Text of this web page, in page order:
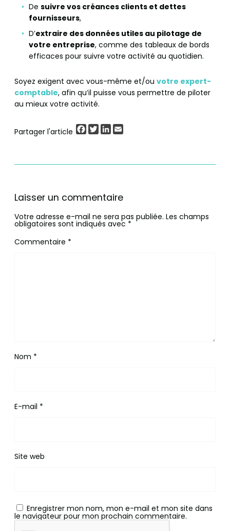
De suivre vos créances clients et dettes
fournisseurs,
D’extraire des données utiles au pilotage de
votre entreprise, comme des tableaux de bords
efficaces pour suivre votre activité au quotidien.
Soyez exigent avec vous-même et/ou votre expert-
comptable, afin qu’il puisse vous permettre de piloter
au mieux votre activité.
Partager l'article Facebook
TwitterLinkedIn
Laisser un commentaire
Votre adresse e-mail ne sera pas publiée. Les champs
obligatoires sont indiqués avec *
Commentaire *
Nom *
E-mail *
Site web
Enregistrer mon nom, mon e-mail et mon site dans
le navigateur pour mon prochain commentaire.